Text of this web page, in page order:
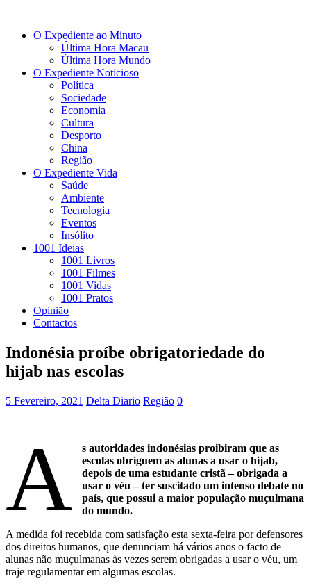
O Expediente ao Minuto
Última Hora Macau
Última Hora Mundo
O Expediente Noticioso
Política
Sociedade
Economia
Cultura
Desporto
China
Região
O Expediente Vida
Saúde
Ambiente
Tecnologia
Eventos
Insólito
1001 Ideias
1001 Livros
1001 Filmes
1001 Vidas
1001 Pratos
Opinião
Contactos
Indonésia proíbe obrigatoriedade do
hijab nas escolas
5 Fevereiro, 2021 Delta Diario Região 0
A
s autoridades indonésias proibiram que as
escolas obriguem as alunas a usar o hijab,
depois de uma estudante cristã – obrigada a
usar o véu – ter suscitado um intenso debate no
país, que possui a maior população muçulmana
do mundo.
A medida foi recebida com satisfação esta sexta-feira por defensores
dos direitos humanos, que denunciam há vários anos o facto de
alunas não muçulmanas às vezes serem obrigadas a usar o véu, um
traje regulamentar em algumas escolas.